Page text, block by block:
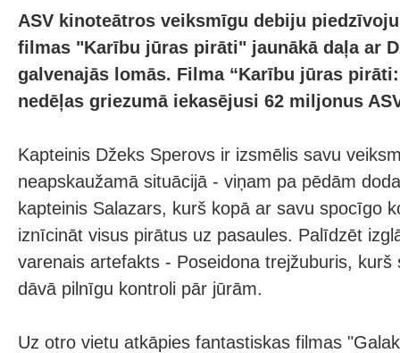
ASV kinoteātros veiksmīgu debiju
filmas "Karību jūras pirāti" jaunākā daļa ar
galvenajās lomās. Filma “Karību jūras
nedēļas griezumā iekasējusi 62 miljonus
Kapteinis Džeks Sperovs ir izsmēlis savu
neapskaužamā situācijā - viņam pa pēdām
kapteinis Salazars, kurš kopā ar savu spocīgo
iznīcināt visus pirātus uz pasaules. Palīdzēt
varenais artefakts - Poseidona trejžuburis, kurš
dāvā pilnīgu kontroli pār jūrām.
Uz otro vietu atkāpies fantastiskas filmas